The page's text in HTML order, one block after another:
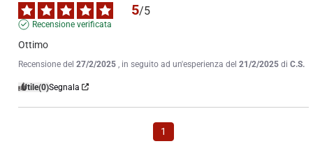
5/5
Recensione verificata
Ottimo
Recensione del 27/2/2025 , in seguito ad un'esperienza del 21/2/2025 di C.S.
Utile(0)Segnala
1